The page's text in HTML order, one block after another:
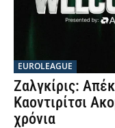
EUROLEAGUE
Ζαλγκίρις:
Καοντιρίτσι
χρόνια